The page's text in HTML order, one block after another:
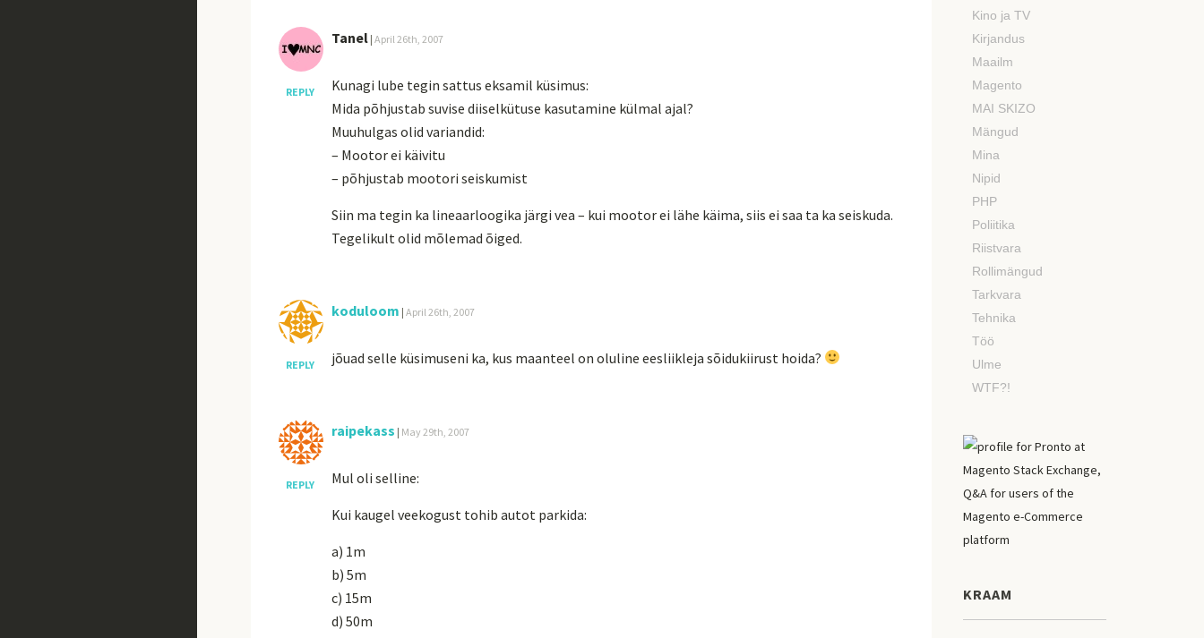
REPLY
Tanel | April 26th, 2007
Kunagi lube tegin sattus eksamil küsimus:
Mida põhjustab suvise diiselkütuse kasutamine külmal ajal?
Muuhulgas olid variandid:
– Mootor ei käivitu
– põhjustab mootori seiskumist
Siin ma tegin ka lineaarloogika järgi vea – kui mootor ei lähe käima, siis ei saa ta ka seiskuda.
Tegelikult olid mõlemad õiged.
REPLY
koduloom | April 26th, 2007
jõuad selle küsimuseni ka, kus maanteel on oluline eesliikleja sõidukiirust hoida?
REPLY
raipekass | May 29th, 2007
Mul oli selline:
Kui kaugel veekogust tohib autot parkida:
a) 1m
b) 5m
c) 15m
d) 50m
Kino ja TV
Kirjandus
Maailm
Magento
MAI SKIZO
Mängud
Mina
Nipid
PHP
Poliitika
Riistvara
Rollimängud
Tarkvara
Tehnika
Töö
Ulme
WTF?!
KRAAM